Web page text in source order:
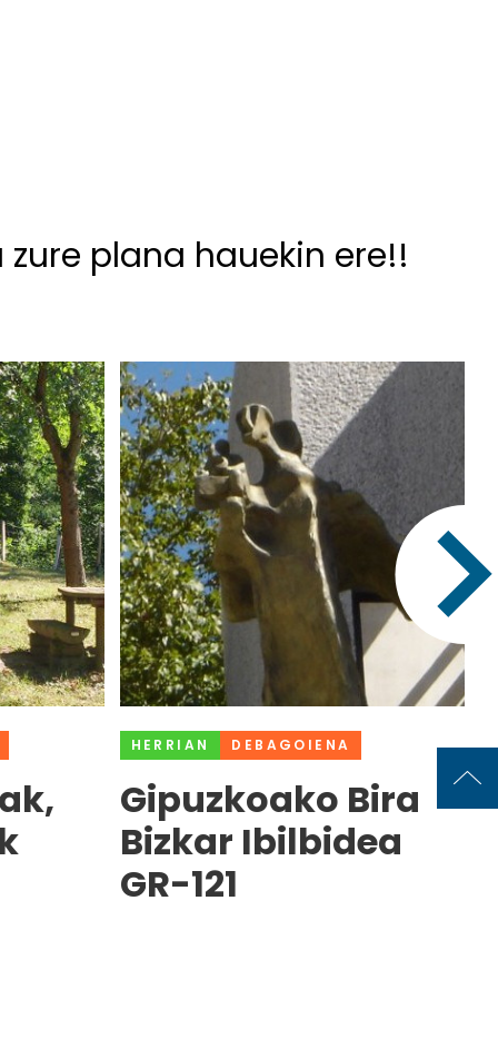
plana hauekin ere!!
HERRIAN DEBAGOIENA
Gipuzkoako Bira
Bizkar Ibilbidea
GR-121